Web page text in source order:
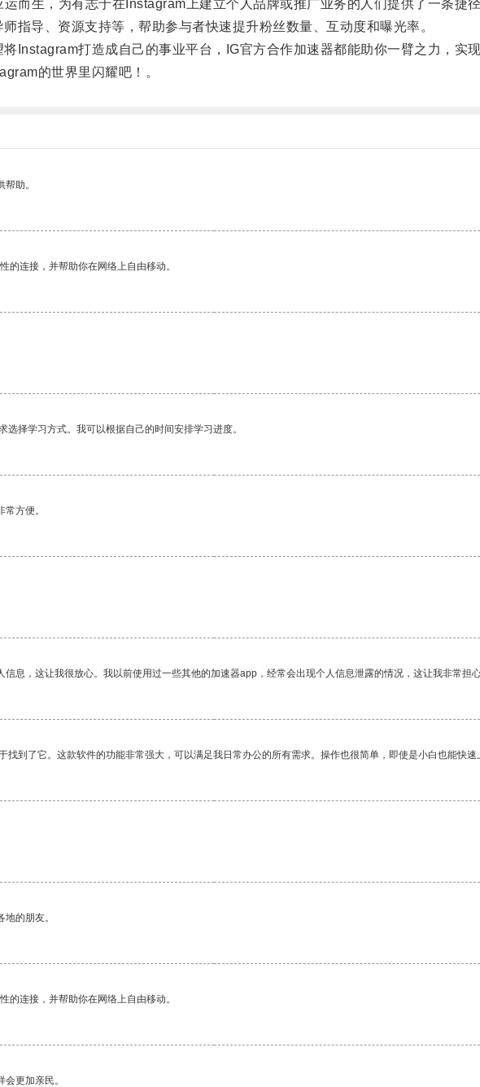
生，为有志于在Instagram上建立个人品牌或推广业务的人们提供了一条捷径
导、资源支持等，帮助参与者快速提升粉丝数量、互动度和曝光率。
打造成自己的事业平台，IG官方合作加速器都能助你一臂之力，实现
的世界里闪耀吧！。
助。
的连接，并帮助你在网络上自由移动。
择学习方式。我可以根据自己的时间安排学习进度。
方便。
息，这让我很放心。我以前使用过一些其他的加速器app，经常会出现个人信息泄露的情况，这让我非常担心
到了它。这款软件的功能非常强大，可以满足我日常办公的所有需求。操作也很简单，即使是小白也能快速
的朋友。
的连接，并帮助你在网络上自由移动。
更加亲民。